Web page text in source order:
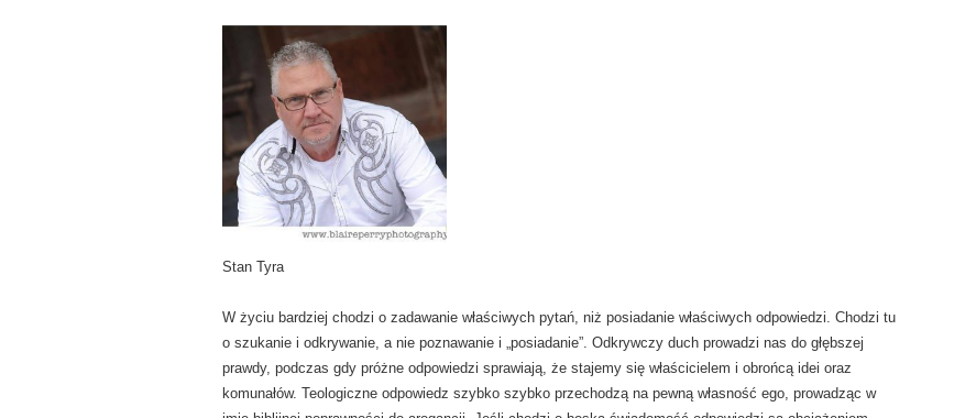
Stan Tyra
W życiu bardziej chodzi o zadawanie właściwych pytań, niż posiadanie właściwych odpowiedzi. Chodzi tu
o szukanie i odkrywanie, a nie poznawanie i „posiadanie”. Odkrywczy duch prowadzi nas do głębszej
prawdy, podczas gdy próżne odpowiedzi sprawiają, że stajemy się właścicielem i obrońcą idei oraz
komunałów. Teologiczne odpowiedz szybko szybko przechodzą na pewną własność ego, prowadząc w